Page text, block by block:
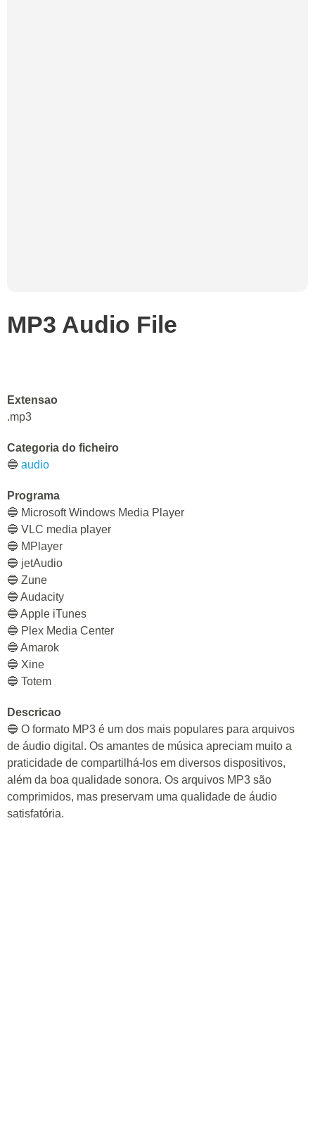
MP3 Audio File
Extensao
.mp3
Categoria do ficheiro
🔵 audio
Programa
🔵 Microsoft Windows Media Player
🔵 VLC media player
🔵 MPlayer
🔵 jetAudio
🔵 Zune
🔵 Audacity
🔵 Apple iTunes
🔵 Plex Media Center
🔵 Amarok
🔵 Xine
🔵 Totem
Descricao
🔵 O formato MP3 é um dos mais populares para arquivos
de áudio digital. Os amantes de música apreciam muito a
praticidade de compartilhá-los em diversos dispositivos,
além da boa qualidade sonora. Os arquivos MP3 são
comprimidos, mas preservam uma qualidade de áudio
satisfatória.